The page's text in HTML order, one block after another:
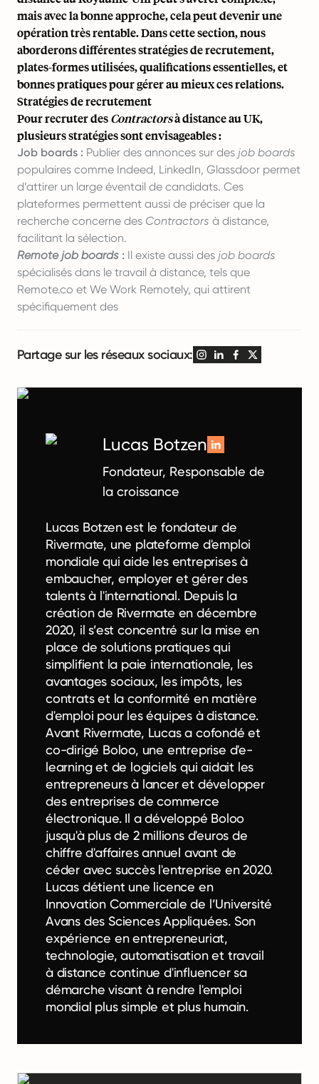
mais avec la bonne approche, cela peut devenir une
opération très rentable. Dans cette section, nous
aborderons différentes stratégies de recrutement,
plates-formes utilisées, qualifications essentielles, et
bonnes pratiques pour gérer au mieux ces relations.
Stratégies de recrutement
Pour recruter desContractorsà distance au UK,
plusieurs stratégies sont envisageables :
Job boards : Publier des annonces sur des job boards
populaires comme Indeed, LinkedIn, Glassdoor permet
d’attirer un large éventail de candidats. Ces
plateformes permettent aussi de préciser que la
recherche concerne des Contractors à distance,
facilitant la sélection.
Remote job boards : Il existe aussi des job boards
spécialisés dans le travail à distance, tels que
Remote.co et We Work Remotely, qui attirent
spécifiquement des
Partage sur les réseaux sociaux:
Lucas Botzen
Fondateur, Responsable de
la croissance
Lucas Botzen est le fondateur de
Rivermate, une plateforme d'emploi
mondiale qui aide les entreprises à
embaucher, employer et gérer des
talents à l'international. Depuis la
création de Rivermate en décembre
2020, il s’est concentré sur la mise en
place de solutions pratiques qui
simplifient la paie internationale, les
avantages sociaux, les impôts, les
contrats et la conformité en matière
d'emploi pour les équipes à distance.
Avant Rivermate, Lucas a cofondé et
co-dirigé Boloo, une entreprise d'e-
learning et de logiciels qui aidait les
entrepreneurs à lancer et développer
des entreprises de commerce
électronique. Il a développé Boloo
jusqu'à plus de 2 millions d'euros de
chiffre d'affaires annuel avant de
céder avec succès l'entreprise en 2020.
Lucas détient une licence en
Innovation Commerciale de l’Université
Avans des Sciences Appliquées. Son
expérience en entrepreneuriat,
technologie, automatisation et travail
à distance continue d'influencer sa
démarche visant à rendre l'emploi
mondial plus simple et plus humain.